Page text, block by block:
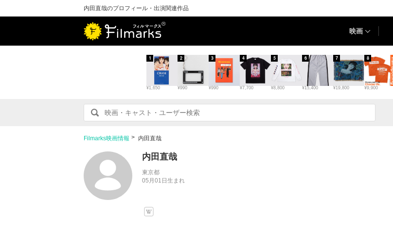
内田直哉のプロフィール・出演関連作品
映画
¥1,650
1
¥990
2
¥990
3
¥7,700
4
¥8,800
5
¥15,400
6
¥19,800
7
¥9,900
8
Filmarks映画情報 内田直哉
内田直哉
東京都
05月01日生まれ